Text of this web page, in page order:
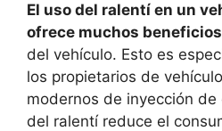
El uso del ralentí en un
ofrece muchos beneficios
del vehículo. Esto es
los propietarios de
modernos de inyección
del ralentí reduce el